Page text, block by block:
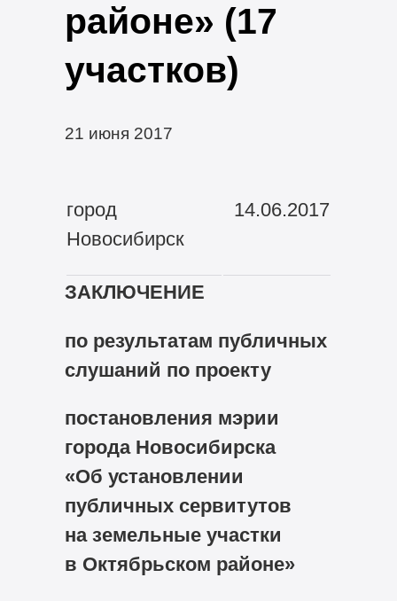
районе» (17
участков)
21 июня 2017
город
Новосибирск
14.06.2017
ЗАКЛЮЧЕНИЕ
по результатам публичных
слушаний по проекту
постановления мэрии
города Новосибирска
«Об установлении
публичных сервитутов
на земельные участки
в Октябрьском районе»